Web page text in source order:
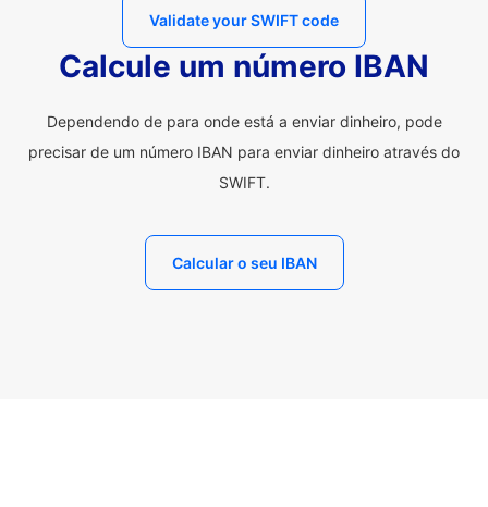
Validate your SWIFT code
Calcule um número IBAN
Dependendo de para onde está a enviar dinheiro, pode
precisar de um número IBAN para enviar dinheiro através do
SWIFT.
Calcular o seu IBAN